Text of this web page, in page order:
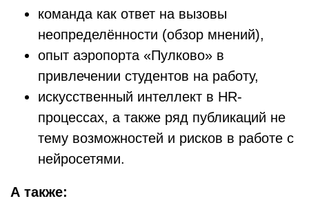
команда как ответ на вызовы
неопределённости (обзор мнений),
опыт аэропорта «Пулково» в
привлечении студентов на работу,
искусственный интеллект в HR-
процессах, а также ряд публикаций не
тему возможностей и рисков в работе с
нейросетями.
А также: